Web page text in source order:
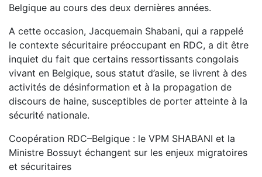
Belgique au cours des deux dernières années.
A cette occasion, Jacquemain Shabani, qui a rappelé
le contexte sécuritaire préoccupant en RDC, a dit être
inquiet du fait que certains ressortissants congolais
vivant en Belgique, sous statut d’asile, se livrent à des
activités de désinformation et à la propagation de
discours de haine, susceptibles de porter atteinte à la
sécurité nationale.
Coopération RDC–Belgique : le VPM SHABANI et la
Ministre Bossuyt échangent sur les enjeux migratoires
et sécuritaires